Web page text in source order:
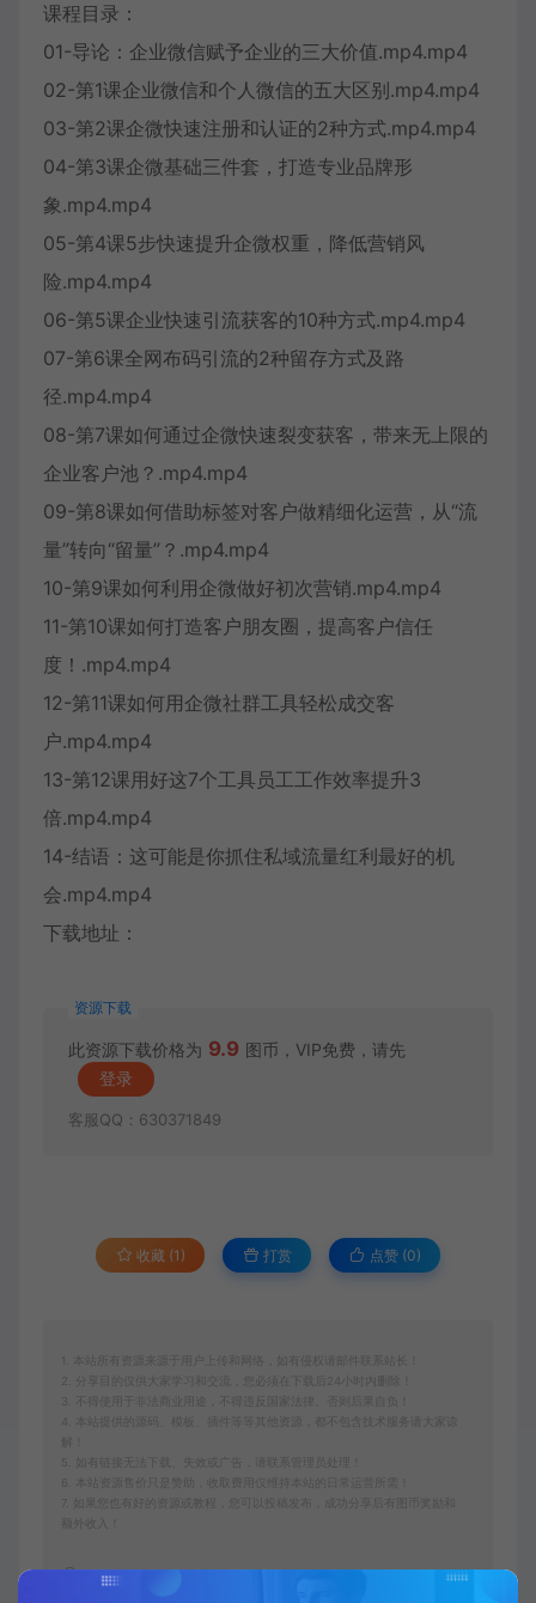
课程目录：
01-导论：企业微信赋予企业的三大价值.mp4.mp4
02-第1课企业微信和个人微信的五大区别.mp4.mp4
03-第2课企微快速注册和认证的2种方式.mp4.mp4
04-第3课企微基础三件套，打造专业品牌形
象.mp4.mp4
05-第4课5步快速提升企微权重，降低营销风
险.mp4.mp4
06-第5课企业快速引流获客的10种方式.mp4.mp4
07-第6课全网布码引流的2种留存方式及路
径.mp4.mp4
08-第7课如何通过企微快速裂变获客，带来无上限的
企业客户池？.mp4.mp4
09-第8课如何借助标签对客户做精细化运营，从“流
量”转向“留量”？.mp4.mp4
10-第9课如何利用企微做好初次营销.mp4.mp4
11-第10课如何打造客户朋友圈，提高客户信任
度！.mp4.mp4
12-第11课如何用企微社群工具轻松成交客
户.mp4.mp4
13-第12课用好这7个工具员工工作效率提升3
倍.mp4.mp4
14-结语：这可能是你抓住私域流量红利最好的机
会.mp4.mp4
下载地址：
资源下载
此资源下载价格为 9.9 图币，VIP免费，请先
登录
客服QQ：630371849
收藏 (1) 打赏 点赞 (0)
1. 本站所有资源来源于用户上传和网络，如有侵权请邮件联系站长！
2. 分享目的仅供大家学习和交流，您必须在下载后24小时内删除！
3. 不得使用于非法商业用途，不得违反国家法律。否则后果自负！
4. 本站提供的源码、模板、插件等等其他资源，都不包含技术服务请大家谅
5. 如有链接无法下载、失效或广告，请联系管理员处理！
6. 本站资源售价只是赞助，收取费用仅维持本站的日常运营所需！
7. 如果您也有好的资源或教程，您可以投稿发布，成功分享后有图币奖励和
额外收入！
图图资源网 企业微信营销管理实操全攻略，链接11亿